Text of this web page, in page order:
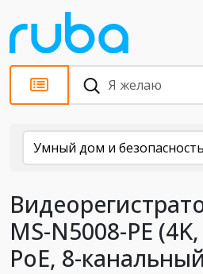
Каталог
Умный дом и безопасность
MS-N5008-PE
PoE, 8-